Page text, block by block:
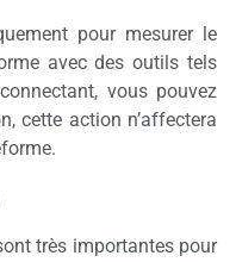
pour mesurer le
avec des outils tels
vous pouvez
cette action n’affectera
très importantes pour